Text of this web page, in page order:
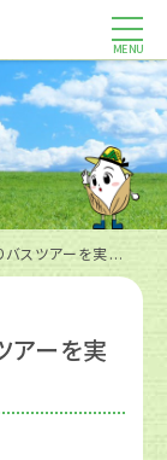
MENU
スツアーを実...
アーを実